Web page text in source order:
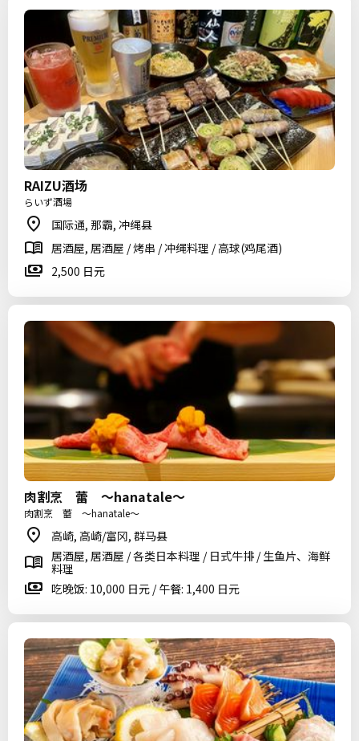
RAIZU酒场
らいず酒場
国际通, 那霸, 冲绳县
居酒屋, 居酒屋 / 烤串 / 冲绳料理 / 高球(鸡尾酒)
2,500 日元
肉割烹 蕾 〜hanatale〜
肉割烹 蕾 〜hanatale〜
高崎, 高崎/富冈, 群马县
居酒屋, 居酒屋 / 各类日本料理 / 日式牛排 / 生鱼片、海鲜
料理
吃晚饭: 10,000 日元 / 午餐: 1,400 日元